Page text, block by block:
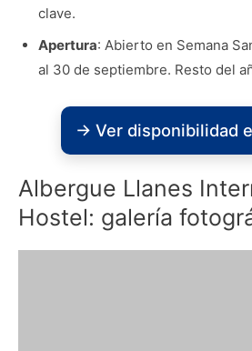
clave.
Apertura: Abierto en Semana
al 30 de septiembre. Resto del
→ Ver disponibilidad
Albergue Llanes
Hostel: galería